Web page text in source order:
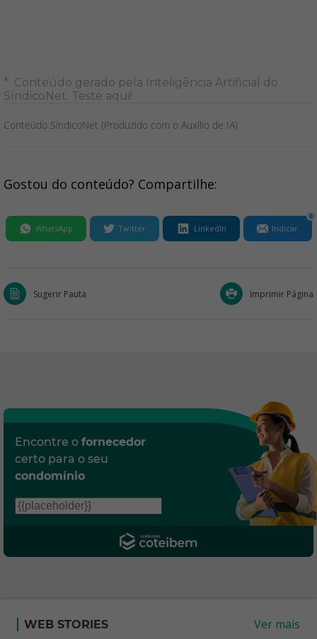
* Conteúdo gerado pela Inteligência Artificial do
SíndicoNet. Teste aqui!
Conteúdo SíndicoNet (Produzido com o Auxílio de IA)
Gostou do conteúdo? Compartilhe:
WhatsApp Twitter LinkedIn Indicar
0
Sugerir Pauta Imprimir Página
Encontre o fornecedor
certo para o seu
condomínio
WEB STORIES Ver mais